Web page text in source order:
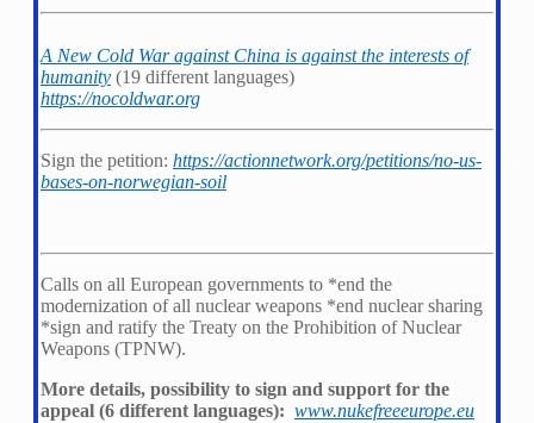
A New Cold War against China is against the interests of
humanity (19 different languages)
https://nocoldwar.org
Sign the petition: https://actionnetwork.org/petitions/no-us-
bases-on-norwegian-soil
Calls on all European governments to *end the
modernization of all nuclear weapons *end nuclear sharing
*sign and ratify the Treaty on the Prohibition of Nuclear
Weapons (TPNW).
More details, possibility to sign and support for the
appeal (6 different languages): www.nukefreeeurope.eu